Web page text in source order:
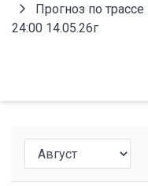
Прогноз по
24:00 14.05.26г